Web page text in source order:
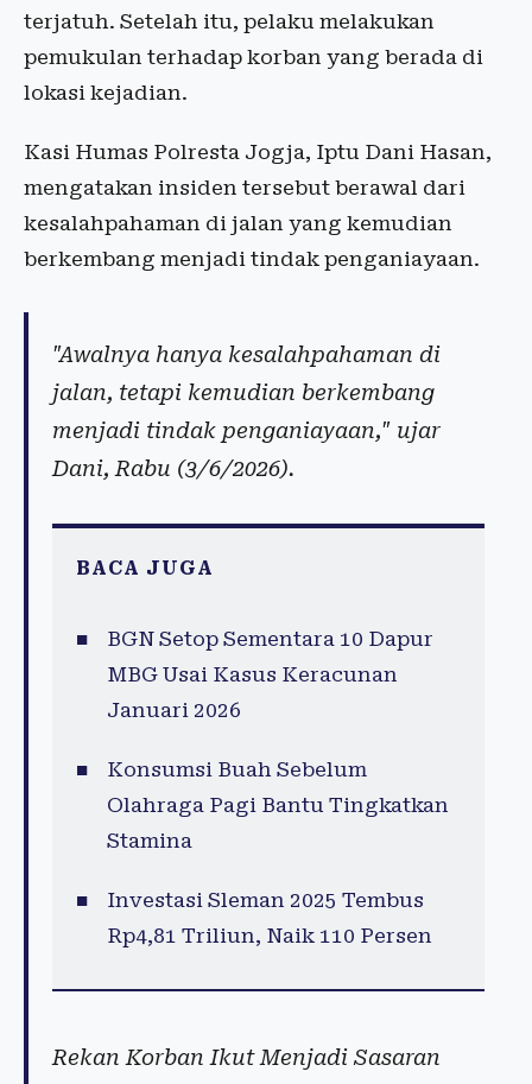
terjatuh. Setelah itu, pelaku melakukan
pemukulan terhadap korban yang berada di
lokasi kejadian.
Kasi Humas Polresta Jogja, Iptu Dani Hasan,
mengatakan insiden tersebut berawal dari
kesalahpahaman di jalan yang kemudian
berkembang menjadi tindak penganiayaan.
"Awalnya hanya kesalahpahaman di
jalan, tetapi kemudian berkembang
menjadi tindak penganiayaan," ujar
Dani, Rabu (3/6/2026).
BACA JUGA
BGN Setop Sementara 10 Dapur
MBG Usai Kasus Keracunan
Januari 2026
Konsumsi Buah Sebelum
Olahraga Pagi Bantu Tingkatkan
Stamina
Investasi Sleman 2025 Tembus
Rp4,81 Triliun, Naik 110 Persen
Rekan Korban Ikut Menjadi Sasaran